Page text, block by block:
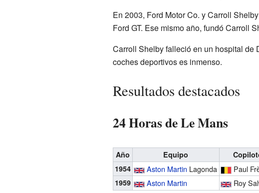
En 2003, Ford Motor Co. y Carroll
Ford GT. Ese mismo año, fundó Carroll
Carroll Shelby falleció en un hospital de
coches deportivos es inmenso.
Resultados destacados
24 Horas de Le Mans
Año Equipo
1954
Aston Martin Lagonda Paul
1959 Aston Martin Roy